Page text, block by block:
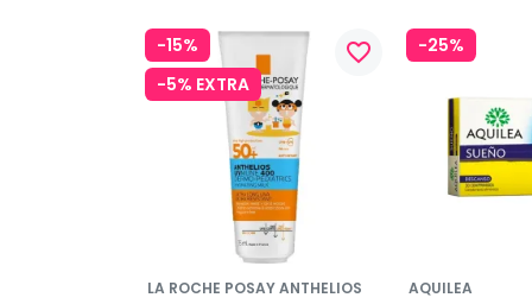
-15%
-5% EXTRA
favorite_border
LA ROCHE POSAY ANTHELIOS
-25%
AQUILEA